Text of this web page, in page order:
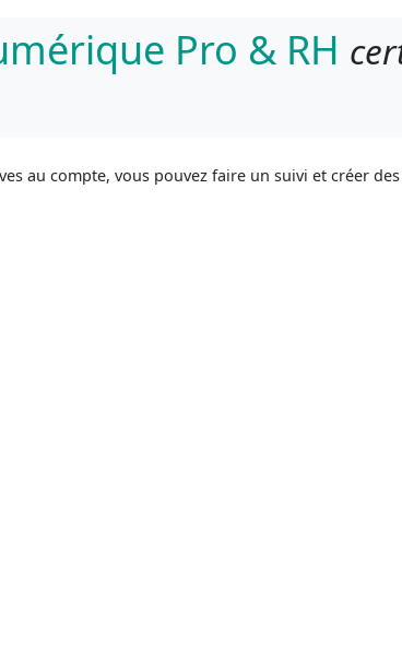
Pro & RH
au compte, vous pouvez faire un suivi et créer des